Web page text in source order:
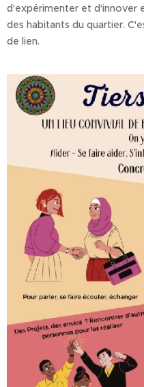
d'expérimenter et d'innover
des habitants du quartier.
de lien.